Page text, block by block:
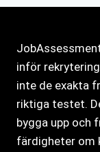
inför
inte de exakta
riktiga testet.
bygga upp och
färdigheter om